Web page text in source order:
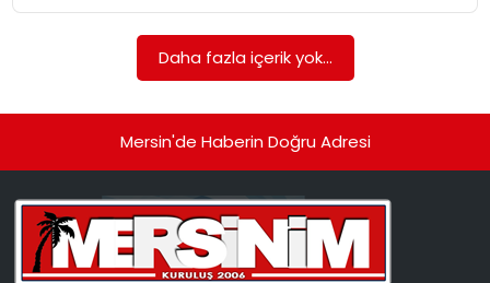
Daha fazla içerik yok...
Mersin'de Haberin Doğru Adresi